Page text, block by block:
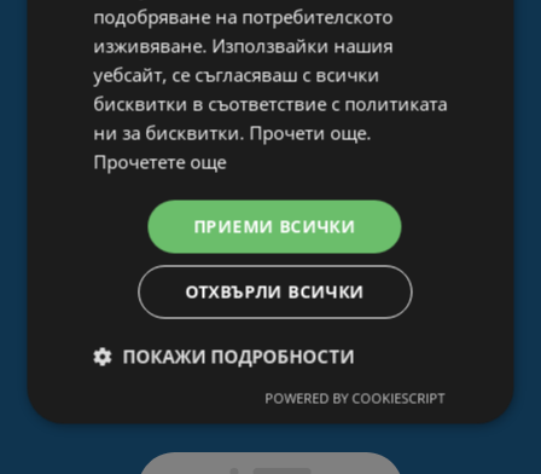
Планирай покупката си с помощта на
списъка с любими
Получавай известия за нови брошури
В града си отскоро? На нашата карта ще
намериш магазините в близост до теб.
Отзив за приложението
8 370 отзиви
подобряване на потребителското
изживяване. Използвайки нашия
уебсайт, се съгласяваш с всички
бисквитки в съответствие с политиката
ни за бисквитки. Прочети още.
Прочетете още
ПРИЕМИ ВСИЧКИ
ОТХВЪРЛИ ВСИЧКИ
ПОКАЖИ ПОДРОБНОСТИ
POWERED BY COOKIESCRIPT